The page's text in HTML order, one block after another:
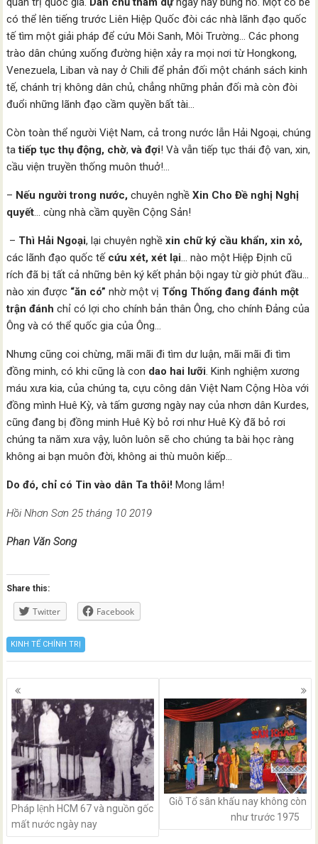
có thể lên tiếng trước Liên Hiệp Quốc đòi các nhà lãnh đạo quốc
tế tìm một giải pháp để cứu Môi Sanh, Môi Trường… Các phong
trào dân chúng xuống đường hiện xảy ra mọi nơi từ Hongkong,
Venezuela, Liban và nay ở Chili để phản đối một chánh sách kinh
tế, chánh trị không dân chủ, chẳng những phản đối mà còn đòi
đuổi những lãnh đạo cầm quyền bất tài…
Còn toàn thể người Việt Nam, cả trong nước lẫn Hải Ngoại, chúng
tatiếp tục thụ động, chờ,và đợi! Và vẫn tiếp tục thái độ van, xin,
cầu viện truyền thống muôn thuở!…
– Nếu người trong nước,chuyên nghềXin Cho Đề nghị Nghị
quyết… cùng nhà cầm quyền Cộng Sản!
– Thì Hải Ngoại, lại chuyên nghềxin chữ ký cầu khẩn, xin xỏ,
các lãnh đạo quốc tế cứu xét, xét lại… nào một Hiệp Định cũ
rích đã bị tất cả những bên ký kết phản bội ngay từ giờ phút đầu…
nào xin được “ăn có” nhờ một vị Tổng Thống đang đánh một
trận đánh chỉ có lợi cho chính bản thân Ông, cho chính Đảng của
Ông và có thể quốc gia của Ông…
Nhưng cũng coi chừng, mãi mãi đi tìm dư luận, mãi mãi đi tìm
đồng minh, có khi cũng là con dao hai lưỡi. Kinh nghiệm xương
máu xưa kia, của chúng ta, cựu công dân Việt Nam Cộng Hòa với
đồng mình Huê Kỳ, và tấm gương ngày nay của nhơn dân Kurdes,
cũng đang bị đồng minh Huê Kỳ bỏ rơi như Huê Kỳ đã bỏ rơi
chúng ta năm xưa vậy, luôn luôn sẽ cho chúng ta bài học ràng
không ai bạn muôn đời, không ai thù muôn kiếp…
Do đó, chỉ có Tin vào dân Ta thôi! Mong lắm!
Hồi Nhơn Sơn 25 tháng 10 2019
Phan Văn Song
Share this:
Twitter Facebook
KINH TẾ CHÍNH TRỊ
Posts
navigation
Pháp lệnh HCM 67 và nguồn gốc
mất nước ngày nay
Giỗ Tổ sân khấu nay không còn
như trước 1975